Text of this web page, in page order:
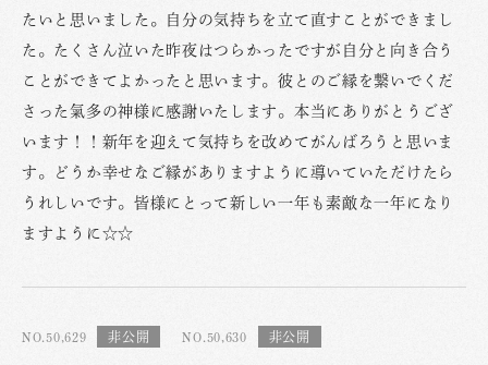
たいと思いました。自分の気持ちを立て直すことができまし
た。たくさん泣いた昨夜はつらかったですが自分と向き合う
ことができてよかったと思います。彼とのご縁を繋いでくだ
さった氣多の神様に感謝いたします。本当にありがとうござ
います！！新年を迎えて気持ちを改めてがんばろうと思いま
す。どうか幸せなご縁がありますように導いていただけたら
うれしいです。皆様にとって新しい一年も素敵な一年になり
ますように☆☆
NO.50,629 NO.50,630